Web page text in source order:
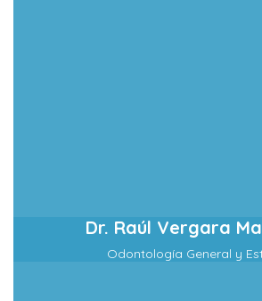
Dr. Raúl Vergara
Odontología General y